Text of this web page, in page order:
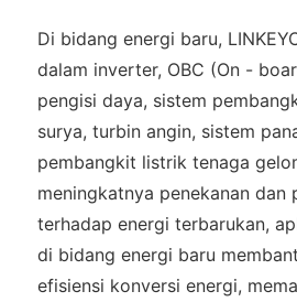
Di bidang energi baru,
dalam inverter, OBC (On -
pengisi daya, sistem
surya, turbin angin, sistem
pembangkit listrik tenaga
meningkatnya penekanan dan
terhadap energi terbarukan,
di bidang energi baru
efisiensi konversi energi,